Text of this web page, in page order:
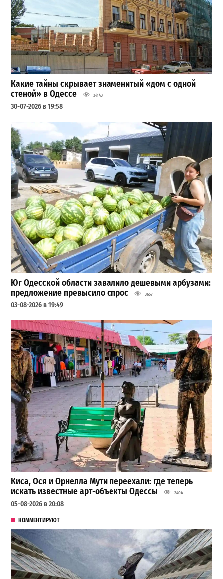
Какие тайны скрывает знаменитый «дом с одной
стеной» в Одессе
34143
30-07-2026 в 19:58
Юг Одесской области завалило дешевыми арбузами:
предложение превысило спрос
3657
03-08-2026 в 19:49
Киса, Ося и Орнелла Мути переехали: где теперь
искать известные арт-объекты Одессы
2404
05-08-2026 в 20:08
КОММЕНТИРУЮТ